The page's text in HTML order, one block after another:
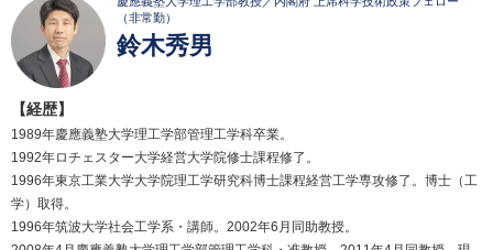
（非常勤）
鈴木秀男
【経歴】
1989年慶應義塾大学理工学部管理工学科卒業。
1992年ロチェスター大学経営大学院修士課程修了。
1996年東京工業大学大学院理工学研究科博士課程経営工学専攻修了。博士（工
学）取得。
1996年筑波大学社会工学系・講師。2002年6月同助教授。